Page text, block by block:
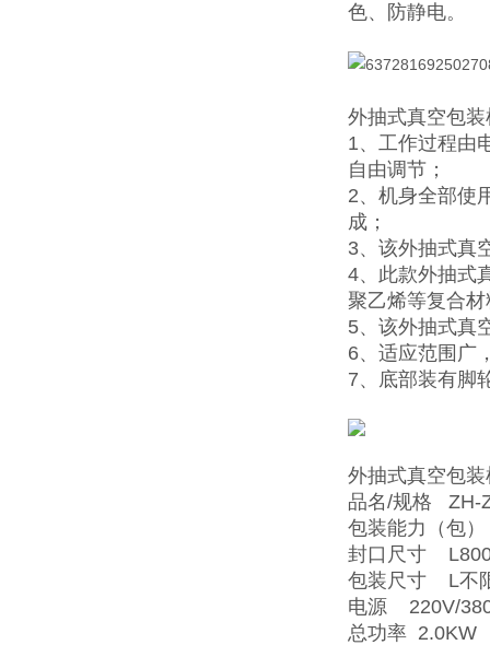
色、防静电。
外抽式真空包
1、工作过程由
自由调节；
2、机身全部使
成；
3、该外抽式真
4、此款外抽式
聚乙烯等复合材
5、该外抽式真
6、适应范围广
7、底部装有脚
外抽式真空包
品名/规格 ZH-
包装能力（包
封口尺寸
包装尺寸 L不
电源 220V/
总功率 2.0KW